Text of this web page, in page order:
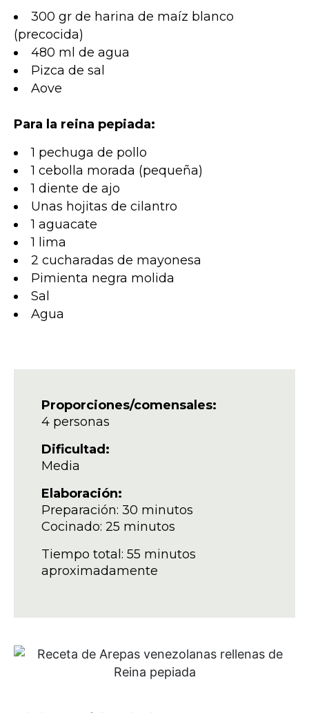
300 gr de harina de maíz blanco
(precocida)
480 ml de agua
Pizca de sal
Aove
Para la reina pepiada:
1 pechuga de pollo
1 cebolla morada (pequeña)
1 diente de ajo
Unas hojitas de cilantro
1 aguacate
1 lima
2 cucharadas de mayonesa
Pimienta negra molida
Sal
Agua
Proporciones/comensales:
4 personas
Dificultad:
Media
Elaboración:
Preparación: 30 minutos
Cocinado: 25 minutos
Tiempo total: 55 minutos
aproximadamente